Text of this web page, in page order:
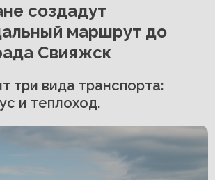
создадут
маршрут до
Свияжск
три вида транспорта:
и теплоход.